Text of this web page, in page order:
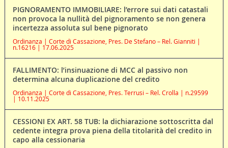
PIGNORAMENTO IMMOBILIARE: l’errore sui dati catastali
non provoca la nullità del pignoramento se non genera
incertezza assoluta sul bene pignorato
Ordinanza | Corte di Cassazione, Pres. De Stefano – Rel. Gianniti |
n.16216 | 17.06.2025
FALLIMENTO: l’insinuazione di MCC al passivo non
determina alcuna duplicazione del credito
Ordinanza | Corte di Cassazione, Pres. Terrusi – Rel. Crolla | n.29599
| 10.11.2025
CESSIONI EX ART. 58 TUB: la dichiarazione sottoscritta dal
cedente integra prova piena della titolarità del credito in
capo alla cessionaria